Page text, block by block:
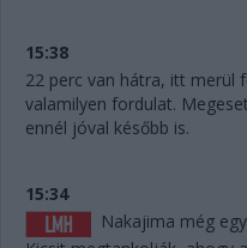
15:38
22 perc van hátra, itt merül
valamilyen fordulat.
ennél jóval később is.
15:34
Nakajima még